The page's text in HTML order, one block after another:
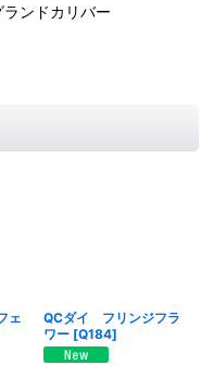
ンドカリバー
ェ
QCダイ フリンジフラ
ワー [Q184]